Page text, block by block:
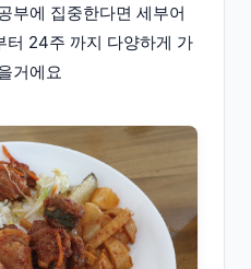
부에 집중한다면 세부어
터 24주 까지 다양하게 가
거에요